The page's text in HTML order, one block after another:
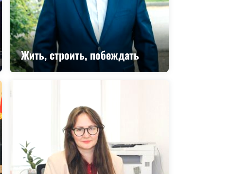
Жить, строить, побеждать